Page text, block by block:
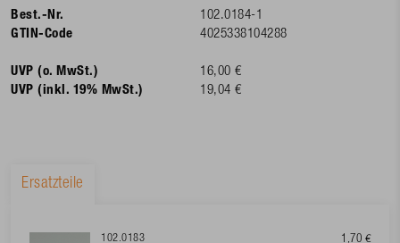
Best.-Nr.
102.0184-1
GTIN-Code
4025338104288
UVP (o. MwSt.)
16,00 €
UVP (inkl. 19% MwSt.)
19,04 €
Ersatzteile
102.0183
1,70 €